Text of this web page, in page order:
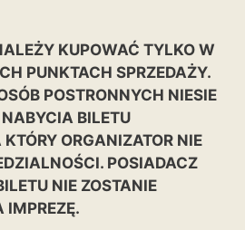
KUPOWAĆ TYLKO W
PUNKTACH SPRZEDAŻY.
POSTRONNYCH NIESIE
BILETU
ORGANIZATOR NIE
POSIADACZ
NIE ZOSTANIE
IMPREZĘ.